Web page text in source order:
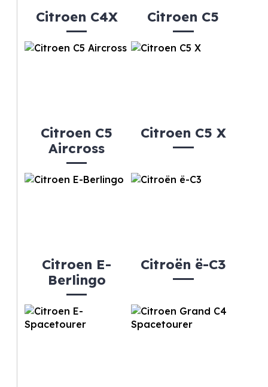
Citroen C4X Citroen C5
Citroen C5
Aircross
Citroen C5 X
Citroen E-
Berlingo
Citroën ë-C3